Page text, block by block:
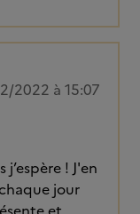
2022 à 15:07
! J'en
jour